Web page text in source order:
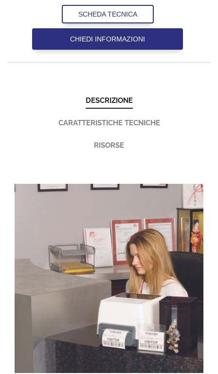
SCHEDA TECNICA
CHIEDI INFORMAZIONI
DESCRIZIONE
CARATTERISTICHE TECNICHE
RISORSE